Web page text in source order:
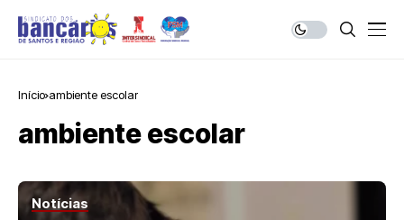
Início ambiente escolar
ambiente escolar
Notícias